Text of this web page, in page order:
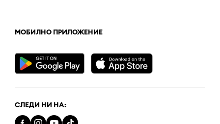
МОБИЛНО ПРИЛОЖЕНИЕ
СЛЕДИ НИ НА: